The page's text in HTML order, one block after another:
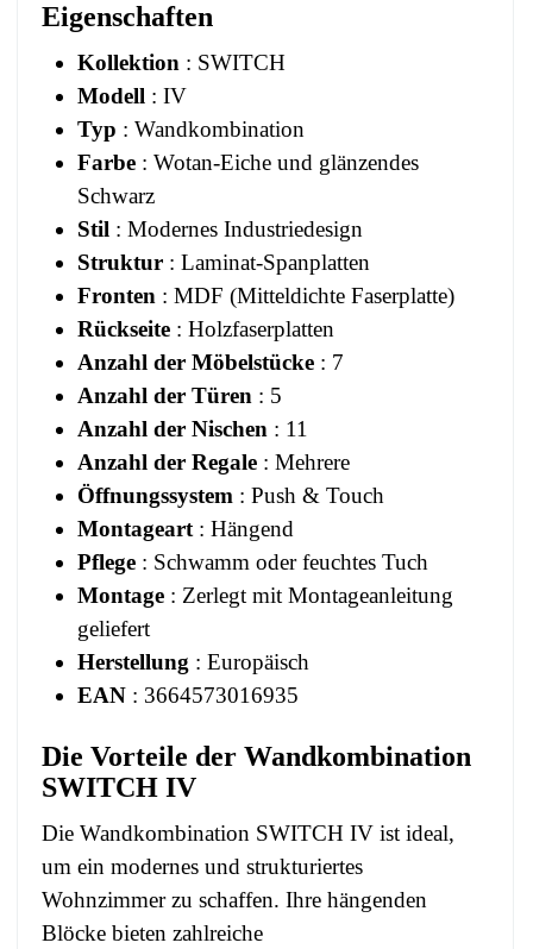
Eigenschaften
Kollektion : SWITCH
Modell : IV
Typ : Wandkombination
Farbe : Wotan-Eiche und glänzendes
Schwarz
Stil : Modernes Industriedesign
Struktur : Laminat-Spanplatten
Fronten : MDF (Mitteldichte Faserplatte)
Rückseite : Holzfaserplatten
Anzahl der Möbelstücke : 7
Anzahl der Türen : 5
Anzahl der Nischen : 11
Anzahl der Regale : Mehrere
Öffnungssystem : Push & Touch
Montageart : Hängend
Pflege : Schwamm oder feuchtes Tuch
Montage : Zerlegt mit Montageanleitung
geliefert
Herstellung : Europäisch
EAN : 3664573016935
Die Vorteile der Wandkombination
SWITCH IV
Die Wandkombination SWITCH IV ist ideal,
um ein modernes und strukturiertes
Wohnzimmer zu schaffen. Ihre hängenden
Blöcke bieten zahlreiche